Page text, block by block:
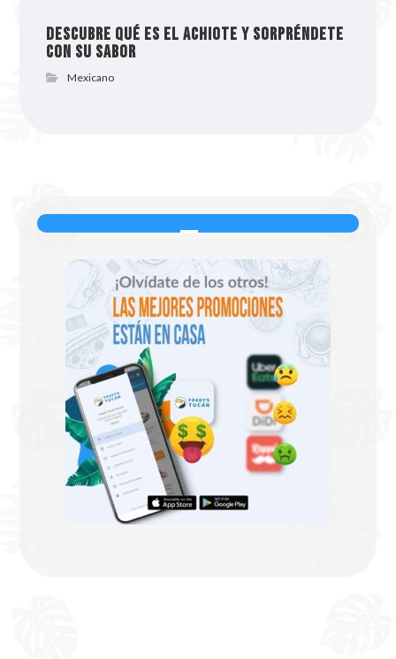
Descubre qué es el achiote y sorpréndete
con su sabor
Mexicano